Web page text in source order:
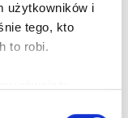
użytkowników i
tego, kto
to robi.